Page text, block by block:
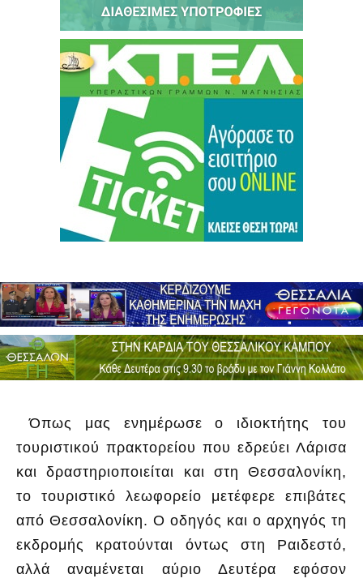
Όπως μας ενημέρωσε ο ιδιοκτήτης του
τουριστικού πρακτορείου που εδρεύει Λάρισα
και δραστηριοποιείται και στη Θεσσαλονίκη,
το τουριστικό λεωφορείο μετέφερε επιβάτες
από Θεσσαλονίκη. Ο οδηγός και ο αρχηγός τη
εκδρομής κρατούνται όντως στη Ραιδεστό,
αλλά αναμένεται αύριο Δευτέρα εφόσον